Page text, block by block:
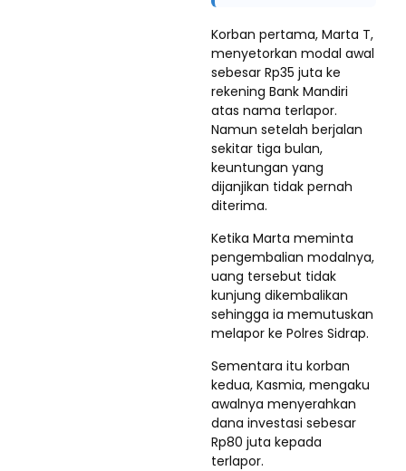
Korban pertama, Marta T,
menyetorkan modal awal
sebesar Rp35 juta ke
rekening Bank Mandiri
atas nama terlapor.
Namun setelah berjalan
sekitar tiga bulan,
keuntungan yang
dijanjikan tidak pernah
diterima.
Ketika Marta meminta
pengembalian modalnya,
uang tersebut tidak
kunjung dikembalikan
sehingga ia memutuskan
melapor ke Polres Sidrap.
Sementara itu korban
kedua, Kasmia, mengaku
awalnya menyerahkan
dana investasi sebesar
Rp80 juta kepada
terlapor.